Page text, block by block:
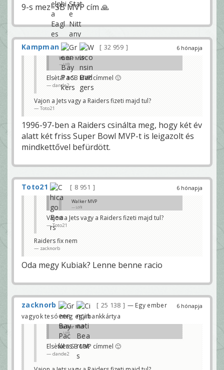
9-s mez=SB MVP cím 🙏
6 hónapja
Kampman 32 959
Walker MVP
Löfli
Elsètál a SB MVP címmel 🙂
dande2
Vajon a Jets vagy a Raiders fizeti majd tul?
Toto21
1996-97-ben a Raiders csinálta meg, hogy két év
alatt két friss Super Bowl MVP-t is leigazolt és
mindkettővel befürdött.
6 hónapja
Toto21 8 951
Walker MVP
Löfli
Elsètál a SB MVP címmel 🙂
dande2
Vajon a Jets vagy a Raiders fizeti majd tul?
Toto21
Raiders fix nem
zacknorb
Oda megy Kubiak? Lenne benne racio
6 hónapja
zacknorb 25 138
— Egy ember
vagyok tesó meg egy bankkártya
Walker MVP
Löfli
Elsètál a SB MVP címmel 🙂
dande2